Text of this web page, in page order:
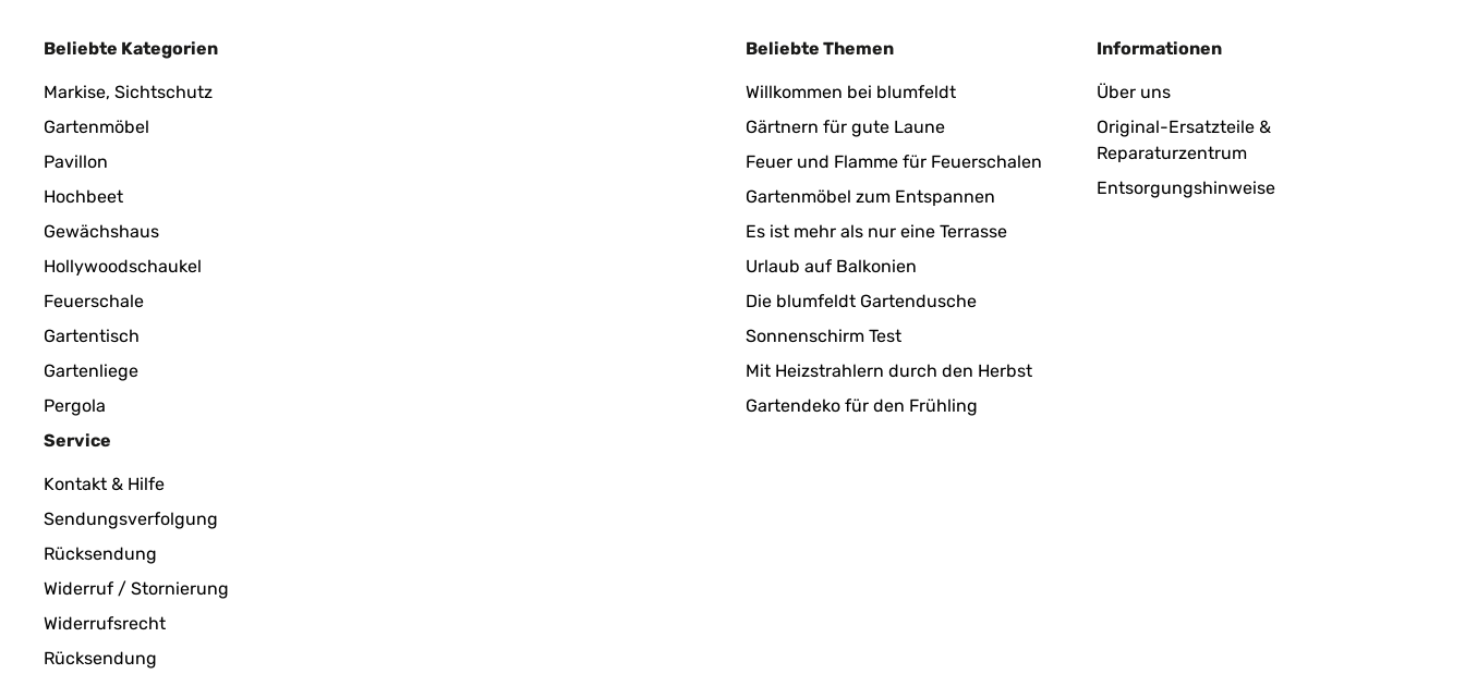
Beliebte Kategorien
Markise, Sichtschutz
Gartenmöbel
Pavillon
Hochbeet
Gewächshaus
Hollywoodschaukel
Feuerschale
Gartentisch
Gartenliege
Pergola
Beliebte Themen
Willkommen bei blumfeldt
Gärtnern für gute Laune
Feuer und Flamme für Feuerschalen
Gartenmöbel zum Entspannen
Es ist mehr als nur eine Terrasse
Urlaub auf Balkonien
Die blumfeldt Gartendusche
Sonnenschirm Test
Mit Heizstrahlern durch den Herbst
Gartendeko für den Frühling
Informationen
Über uns
Original-Ersatzteile &
Reparaturzentrum
Entsorgungshinweise
Service
Kontakt & Hilfe
Sendungsverfolgung
Rücksendung
Widerruf / Stornierung
Widerrufsrecht
Rücksendung